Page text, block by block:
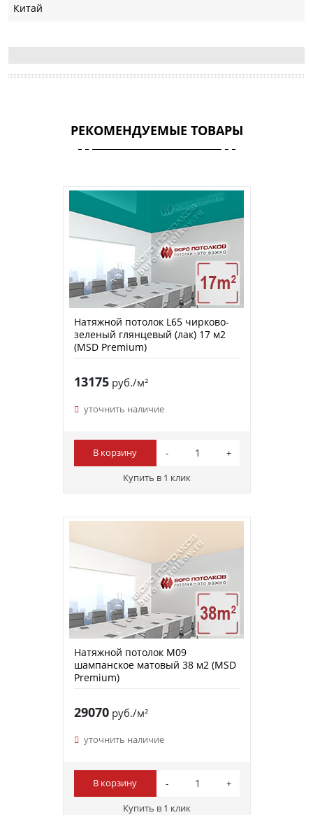
Китай
РЕКОМЕНДУЕМЫЕ ТОВАРЫ
Натяжной потолок L65 чирково-
зеленый глянцевый (лак) 17 м2
(MSD Premium)
13175руб./м²
уточнить наличие
В корзину
Купить в 1 клик
Натяжной потолок M09
шампанское матовый 38 м2 (MSD
Premium)
29070руб./м²
уточнить наличие
В корзину
Купить в 1 клик